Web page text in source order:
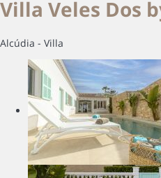
Villa Veles Dos
Alcúdia - Villa